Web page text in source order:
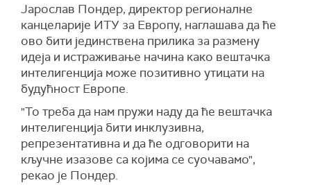
Јарослав Пондер, директор регионалне
канцеларије ИТУ за Европу, наглашава да ће
ово бити јединствена прилика за размену
идеја и истраживање начина како вештачка
интелигенција може позитивно утицати на
будућност Европе.
"То треба да нам пружи наду да ће вештачка
интелигенција бити инклузивна,
репрезентативна и да ће одговорити на
кључне изазове са којима се суочавамо",
рекао је Пондер.